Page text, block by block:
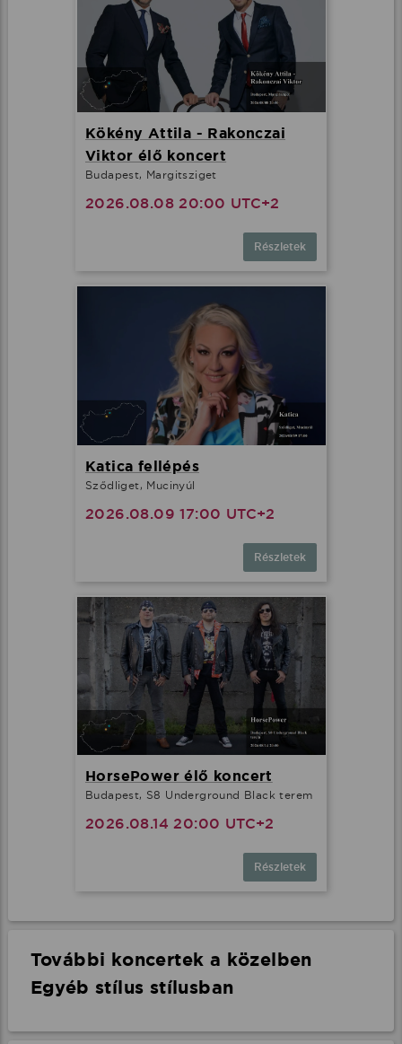
Kökény Attila - Rakonczai
Viktor élő koncert
Budapest, Margitsziget
2026.08.08 20:00 UTC+2
Részletek
Katica fellépés
Sződliget, Mucinyúl
2026.08.09 17:00 UTC+2
Részletek
HorsePower élő koncert
Budapest, S8 Underground Black terem
2026.08.14 20:00 UTC+2
Részletek
További koncertek a közelben
Egyéb stílus stílusban